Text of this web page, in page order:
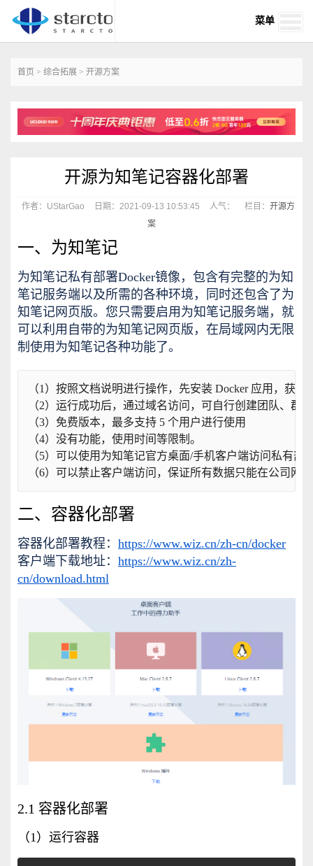
菜单
首页 > 综合拓展 > 开源方案
开源为知笔记容器化部署
作者：UStarGao 日期：2021-09-13 10:53:45 人气： 栏目： 开源方
案
一、为知笔记
为知笔记私有部署Docker镜像，包含有完整的为知
笔记服务端以及所需的各种环境，同时还包含了为
知笔记网页版。您只需要启用为知笔记服务端，就
可以利用自带的为知笔记网页版，在局域网内无限
制使用为知笔记各种功能了。
（1）按照文档说明进行操作，先安装 Docker 应用，获取
（2）运行成功后，通过域名访问，可自行创建团队、群
（3）免费版本，最多支持 5 个用户进行使用
（4）没有功能，使用时间等限制。
（5）可以使用为知笔记官方桌面/手机客户端访问私有部
（6）可以禁止客户端访问，保证所有数据只能在公司网
二、容器化部署
容器化部署教程： https://www.wiz.cn/zh-cn/docker
客户端下载地址： https://www.wiz.cn/zh-
cn/download.html
2.1 容器化部署
（1）运行容器